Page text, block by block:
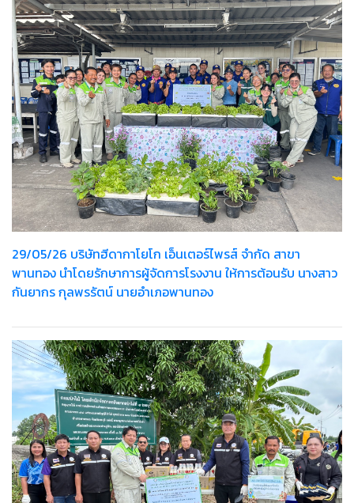
29/05/26 บริษัทฮีดากาโยโก เอ็นเตอร์ไพรส์ จำกัด สาขา
พานทอง นำโดยรักษาการผู้จัดการโรงงาน ให้การต้อนรับ นางสาว
กันยากร กุลพรรัตน์ นายอำเภอพานทอง